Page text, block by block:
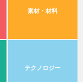
素材・材料
テクノロジー